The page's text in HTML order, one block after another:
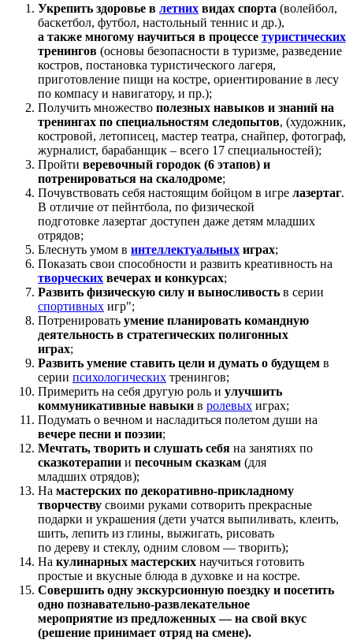
Укрепить здоровье в летних видах спорта (волейбол,
баскетбол, футбол, настольный теннис и др.),
а также многому научиться в процессе туристических
тренингов (основы безопасности в туризме, разведение
костров, постановка туристического лагеря,
приготовление пищи на костре, ориентирование в лесу
по компасу и навигатору, и пр.);
Получить множество полезных навыков и знаний на
тренингах по специальностям следопытов, (художник,
костровой, летописец, мастер театра, снайпер, фотограф,
журналист, барабанщик – всего 17 специальностей);
Пройти веревочный городок (6 этапов) и
потренироваться на скалодроме;
Почувствовать себя настоящим бойцом в игре лазертаг.
В отличие от пейнтбола, по физической
подготовке лазертаг доступен даже детям младших
отрядов;
Блеснуть умом в интеллектуальных играх;
Показать свои способности и развить креативность на
творческих вечерах и конкурсах;
Развить физическую силу и выносливость в серии
спортивных игр";
Потренировать умение планировать командную
деятельность в стратегических полигонных
играх;
Развить умение ставить цели и думать о будущем в
серии психологических тренингов;
Примерить на себя другую роль и улучшить
коммуникативные навыки в ролевых играх;
Подумать о вечном и насладиться полетом души на
вечере песни и поэзии;
Мечтать, творить и слушать себя на занятиях по
сказкотерапии и песочным сказкам (для
младших отрядов);
На мастерских по декоративно-прикладному
творчеству своими руками сотворить прекрасные
подарки и украшения (дети учатся выпиливать, клеить,
шить, лепить из глины, выжигать, рисовать
по дереву и стеклу, одним словом — творить);
На кулинарных мастерских научиться готовить
простые и вкусные блюда в духовке и на костре.
Совершить одну экскурсионную поездку и посетить
одно познавательно-развлекательное
мероприятие из предложенных — на свой вкус
(решение принимает отряд на смене).